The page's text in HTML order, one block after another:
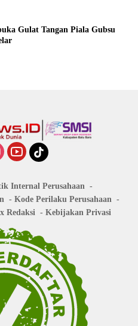
Gulat Tangan Piala Gubsu
Internal Perusahaan
Kode Perilaku Perusahaan
Redaksi Kebijakan Privasi